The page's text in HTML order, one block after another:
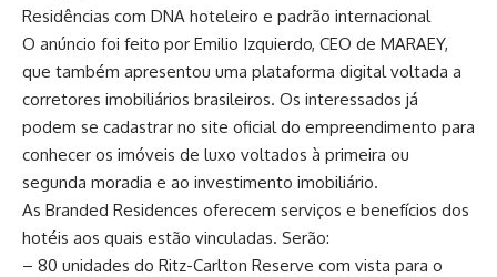
Residências com DNA hoteleiro e padrão internacional
O anúncio foi feito por Emilio Izquierdo, CEO de MARAEY,
que também apresentou uma plataforma digital voltada a
corretores imobiliários brasileiros. Os interessados já
podem se cadastrar no site oficial do empreendimento para
conhecer os imóveis de luxo voltados à primeira ou
segunda moradia e ao investimento imobiliário.
As Branded Residences oferecem serviços e benefícios dos
hotéis aos quais estão vinculadas. Serão:
– 80 unidades do Ritz-Carlton Reserve com vista para o